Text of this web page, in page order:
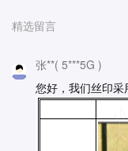
精选留言
张**( 5***5G )
您好，我们丝印